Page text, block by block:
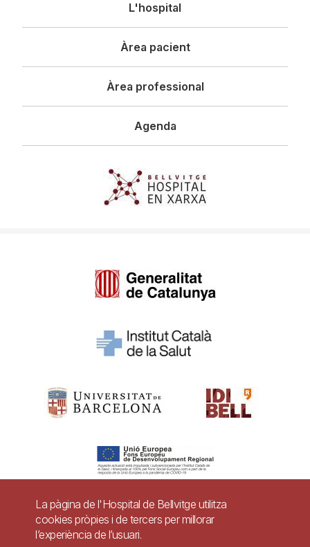
principal
L'hospital
Àrea pacient
Àrea professional
Agenda
Pie Contacte
La pàgina de l'Hospital de Bellvitge utilitza
cookies pròpies i de tercers per millorar
l’experiència de l’usuari.